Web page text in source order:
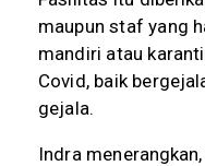
maupun staf yang
mandiri atau
Covid, baik
gejala.
Indra